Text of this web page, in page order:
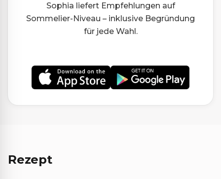
Sophia liefert Empfehlungen auf
Sommelier-Niveau – inklusive Begründung
für jede Wahl.
Rezept